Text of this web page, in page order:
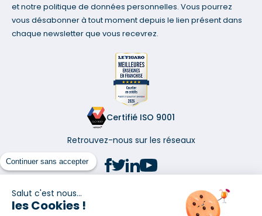
Continuer sans accepter
Salut c'est nous...
les Cookies !
et notre politique de données personnelles. Vous pourrez
vous désabonner à tout moment depuis le lien présent dans
chaque newsletter que vous recevrez.
Certifié ISO 9001
Retrouvez-nous sur les réseaux
(1) Taux fixe national hors assurance et selon votre profil